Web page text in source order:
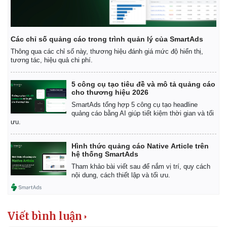
Các chỉ số quảng cáo trong trình quản lý của SmartAds
Thông qua các chỉ số này, thương hiệu đánh giá mức độ hiển thị,
tương tác, hiệu quả chi phí.
5 công cụ tạo tiêu đề và mô tả quảng cáo
cho thương hiệu 2026
SmartAds tổng hợp 5 công cụ tạo headline
quảng cáo bằng AI giúp tiết kiệm thời gian và tối
ưu.
Hình thức quảng cáo Native Article trên
hệ thống SmartAds
Tham khảo bài viết sau để nắm vị trí, quy cách
nội dung, cách thiết lập và tối ưu.
Viết bình luận